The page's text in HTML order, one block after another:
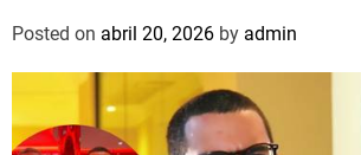
favorecer a mafioso que
Toledo, expropietario de
Las Mercedes»
Posted on abril 20, 2026 by admin